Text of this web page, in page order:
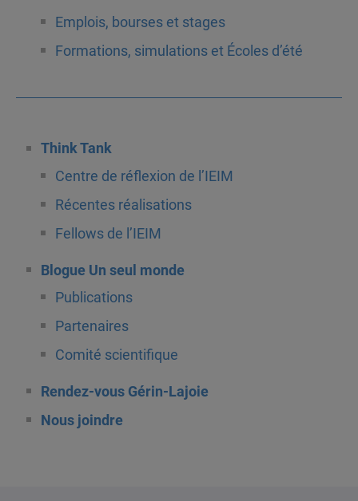
Emplois, bourses et stages
Formations, simulations et Écoles d’été
Think Tank
Centre de réflexion de l’IEIM
Récentes réalisations
Fellows de l’IEIM
Blogue Un seul monde
Publications
Partenaires
Comité scientifique
Rendez-vous Gérin-Lajoie
Nous joindre